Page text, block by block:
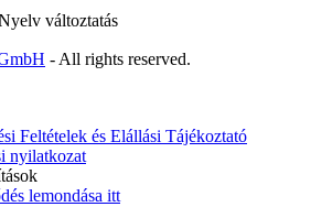
változtatás
- All rights reserved.
Feltételek és Elállási Tájékoztató
nyilatkozat
lemondása itt